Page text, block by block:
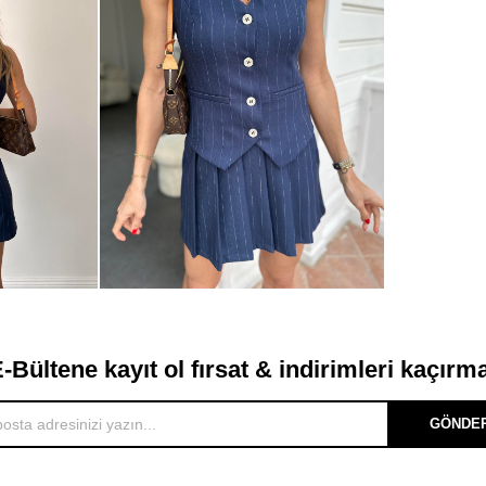
Bültene kayıt ol fırsat & indirimleri